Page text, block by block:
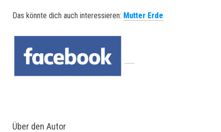
Das könnte dich auch interessieren: Mutter Erde
Über den Autor